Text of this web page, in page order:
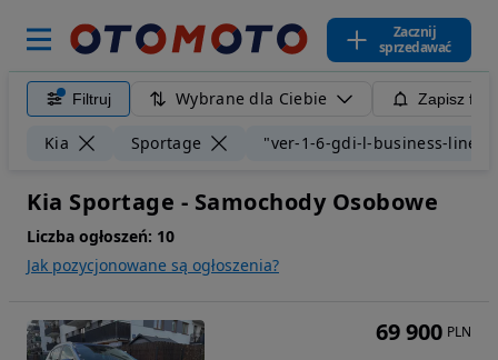
Zacznij
sprzedawać
Filtruj Wybrane dla Ciebie Zapisz
Kia Sportage "ver-1-6-gdi-l-business-line-
Kia Sportage - Samochody Osobowe
Liczba ogłoszeń: 10
Jak pozycjonowane są ogłoszenia?
69 900 PLN